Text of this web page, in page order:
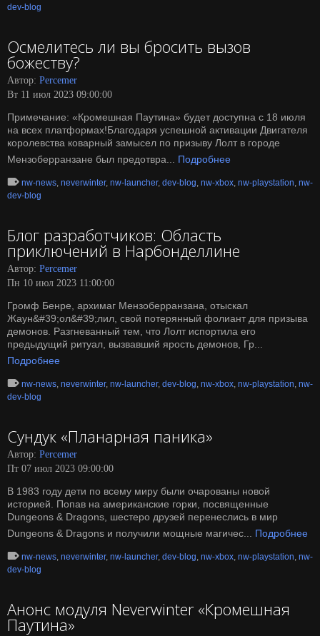
dev-blog
Осмелитесь ли вы бросить вызов
божеству?
Автор: Percemer
Вт 11 июл 2023 09:00:00
Примечание: «Кромешная Паутина» будет доступна с 18 июля
на всех платформах!Благодаря успешной активации Двигателя
королевства коварный замысел по призыву Лолт в городе
Мензоберранзане был предотвра... Подробнее
nw-news, neverwinter, nw-launcher, dev-blog, nw-xbox, nw-playstation, nw-
dev-blog
Блог разработчиков: Область
приключений в Нарбонделлине
Автор: Percemer
Пн 10 июл 2023 11:00:00
Громф Бенре, архимаг Мензоберранзана, отыскал
Жаун&#39;ол&#39;лил, свой потерянный фолиант для призыва
демонов. Разгневанный тем, что Лолт испортила его
предыдущий ритуал, вызвавший ярость демонов, Гр...
Подробнее
nw-news, neverwinter, nw-launcher, dev-blog, nw-xbox, nw-playstation, nw-
dev-blog
Сундук «Планарная паника»
Автор: Percemer
Пт 07 июл 2023 09:00:00
В 1983 году дети по всему миру были очарованы новой
историей. Попав на американские горки, посвященные
Dungeons & Dragons, шестеро друзей перенеслись в мир
Dungeons & Dragons и получили мощные магичес... Подробнее
nw-news, neverwinter, nw-launcher, dev-blog, nw-xbox, nw-playstation, nw-
dev-blog
Анонс модуля Neverwinter «Кромешная
Паутина»